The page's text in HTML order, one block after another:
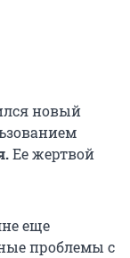
новый
Ее жертвой
еще
проблемы с